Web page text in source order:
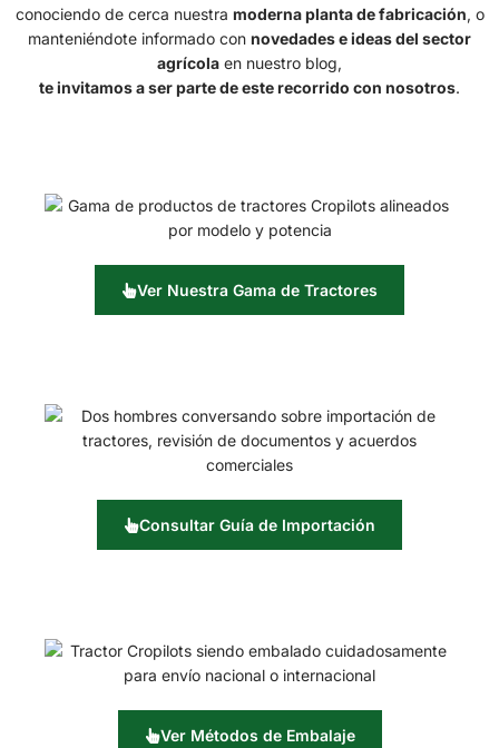
conociendo de cerca nuestra moderna planta de fabricación, o
manteniéndote informado con novedades e ideas del sector
agrícola en nuestro blog,
te invitamos a ser parte de este recorrido con nosotros.
Ver Nuestra Gama de Tractores
Consultar Guía de Importación
Ver Métodos de Embalaje